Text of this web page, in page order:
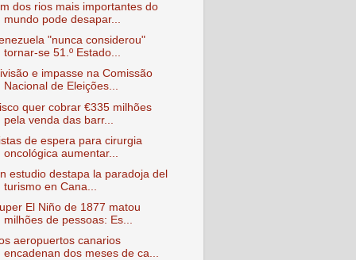
dos rios mais importantes do
mundo pode desapar...
"nunca considerou"
tornar-se 51.º Estado...
e impasse na Comissão
Nacional de Eleições...
quer cobrar €335 milhões
pela venda das barr...
de espera para cirurgia
oncológica aumentar...
estudio destapa la paradoja del
turismo en Cana...
El Niño de 1877 matou
milhões de pessoas: Es...
aeropuertos canarios
encadenan dos meses de ca...